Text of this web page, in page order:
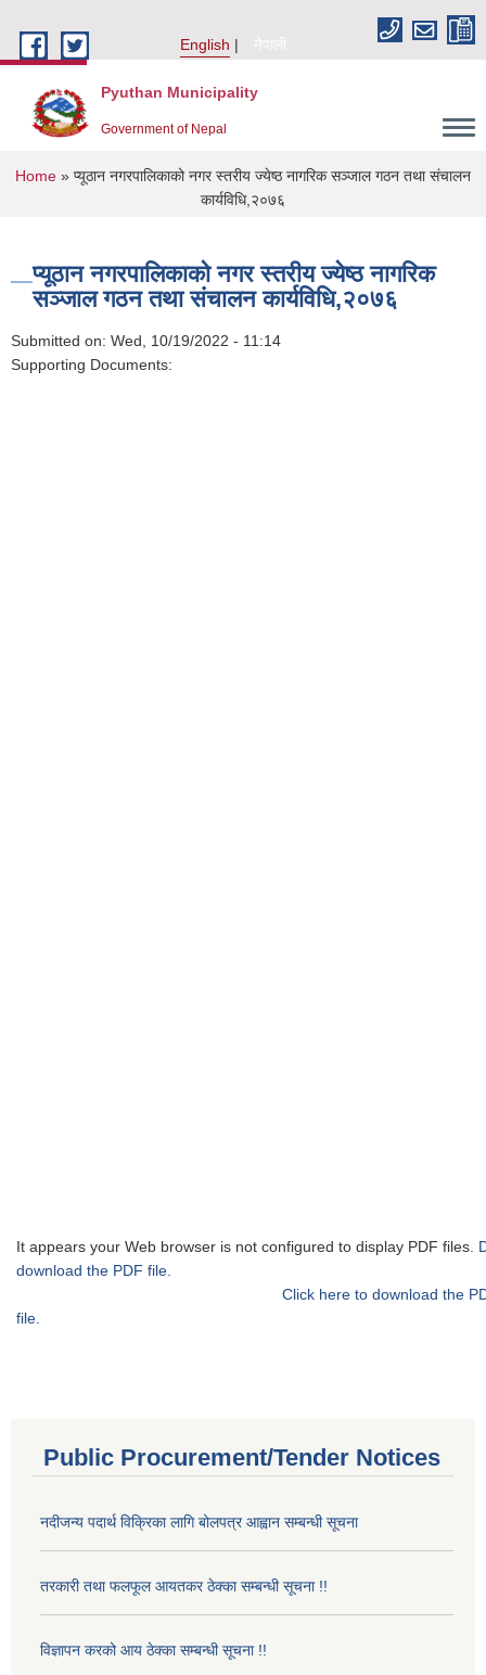
English
नेपाली
Pyuthan Municipality
Government of Nepal
You are here
Home » प्यूठान नगरपालिकाको नगर स्तरीय ज्येष्ठ नागरिक सञ्जाल गठन तथा संचालन
कार्यविधि,२०७६
प्यूठान नगरपालिकाको नगर स्तरीय ज्येष्ठ नागरिक
सञ्जाल गठन तथा संचालन कार्यविधि,२०७६
Submitted on: Wed, 10/19/2022 - 11:14
Supporting Documents:
It appears your Web browser is not configured to display PDF files.
download the PDF file.
Click here to download the
file.
Public Procurement/Tender Notices
नदीजन्य पदार्थ विक्रिका लागि बोलपत्र आह्वान सम्बन्धी सूचना
तरकारी तथा फलफूल आयतकर ठेक्का सम्बन्धी सूचना !!
विज्ञापन करको आय ठेक्का सम्बन्धी सूचना !!